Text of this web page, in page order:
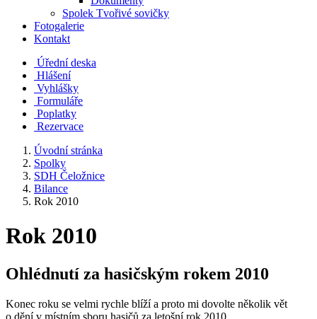
Spolek Tvořivé sovičky
Fotogalerie
Kontakt
Úřední deska
Hlášení
Vyhlášky
Formuláře
Poplatky
Rezervace
Úvodní stránka
Spolky
SDH Čeložnice
Bilance
Rok 2010
Rok 2010
Ohlédnutí za hasičským rokem 2010
Konec roku se velmi rychle blíží a proto mi dovolte několik vět
o dění v místním sboru hasičů za letošní rok 2010.